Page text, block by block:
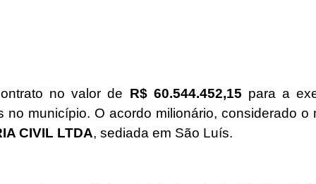
no valor de R$ 60.544.452,15 para a
município. O acordo milionário, considerado
CIVIL LTDA, sediada em São Luís.